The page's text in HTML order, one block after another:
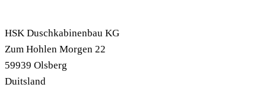
HSK Duschkabinenbau KG
Zum Hohlen Morgen 22
59939 Olsberg
Duitsland